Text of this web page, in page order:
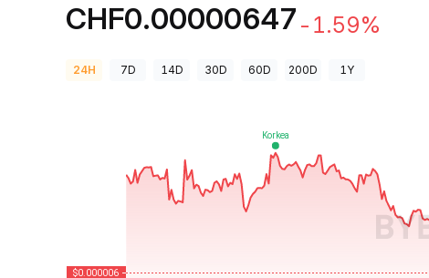
CHF0.00000647 -1.59%
24H 7D 14D 30D 60D 200D 1Y